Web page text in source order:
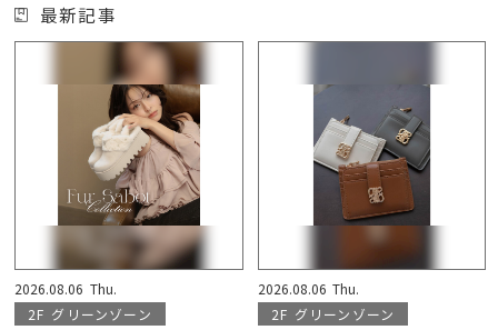
最新記事
2026.08.06 Thu.
2F グリーンゾーン
2026.08.06 Thu.
2F グリーンゾーン